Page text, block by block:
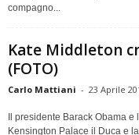
compagno...
Kate Middleton
(FOTO)
Carlo Mattiani - 23 Aprile
Il presidente Barack Obama e
Kensington Palace il Duca e